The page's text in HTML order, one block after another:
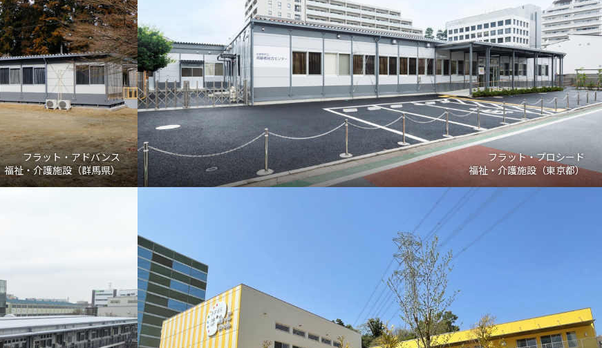
フラット・アドバンス
福祉・介護施設（群馬県）
フラット・プロシード
福祉・介護施設（東京都）